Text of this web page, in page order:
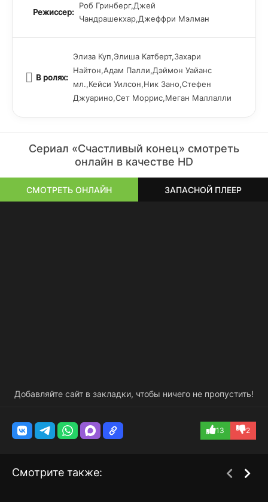
Режиссер:
Роб Гринберг,Джей
Чандрашекхар,Джеффри Мэлман
В ролях:
Элиза Куп,Элиша Катберт,Захари
Найтон,Адам Палли,Дэймон Уайанс
мл.,Кейси Уилсон,Ник Зано,Стефен
Джуарино,Сет Моррис,Меган Маллалли
Сериал «Счастливый конец» смотреть
онлайн в качестве HD
СМОТРЕТЬ ОНЛАЙН ЗАПАСНОЙ ПЛЕЕР
Добавляйте сайт в закладки, чтобы ничего не пропустить!
13 2
Смотрите также: